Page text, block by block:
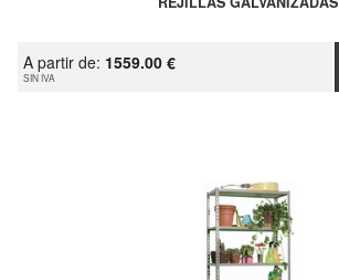
A partir de: 1559.00 €
SIN IVA